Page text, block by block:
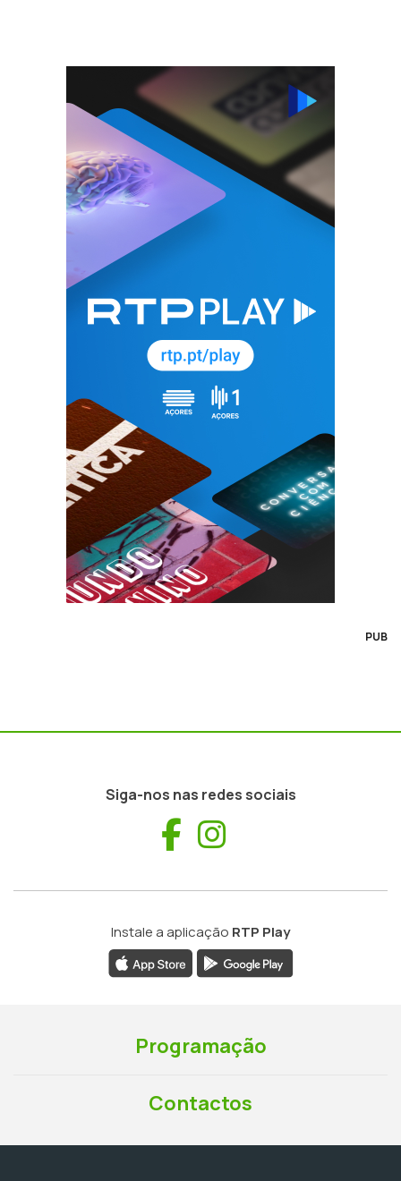
PUB
Siga-nos nas redes sociais
Facebook
Instale a aplicação RTP Play
Programação
Contactos